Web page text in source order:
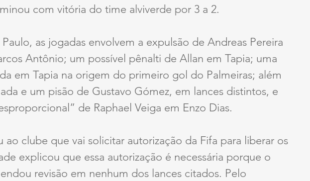
com vitória do time alviverde por 3 a 2.
as jogadas envolvem a expulsão de Andreas Pereira
Antônio; um possível pênalti de Allan em Tapia; uma
em Tapia na origem do primeiro gol do Palmeiras; além
e um pisão de Gustavo Gómez, em lances distintos, e
de Raphael Veiga em Enzo Dias.
ao clube que vai solicitar autorização da Fifa para liberar os
explicou que essa autorização é necessária porque o
revisão em nenhum dos lances citados. Pelo